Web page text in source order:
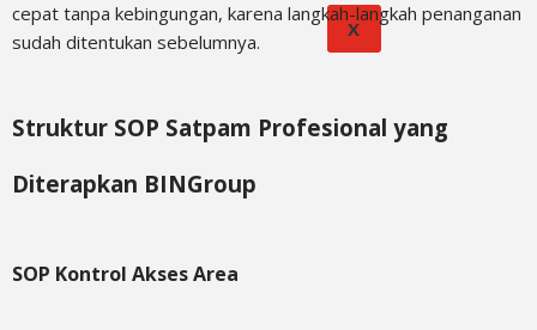
X
cepat tanpa kebingungan, karena langkah-langkah penanganan
sudah ditentukan sebelumnya.
Struktur SOP Satpam Profesional yang
Diterapkan BINGroup
SOP Kontrol Akses Area